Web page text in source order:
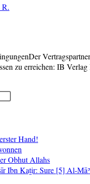
zu erreichen: IB
Hand!
Obhut Allahs
Ibn Kaṯir: Sure [5] Al-